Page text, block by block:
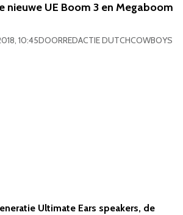
nieuwe UE Boom 3 en Megaboom
10:45DOORREDACTIE DUTCHCOWBOYS
Ultimate Ears speakers, de